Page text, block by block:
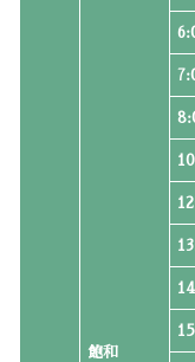
飽和